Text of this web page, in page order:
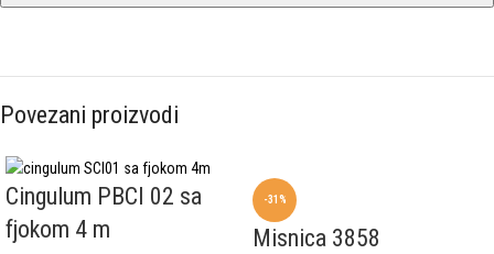
Povezani proizvodi
Cingulum PBCI 02 sa
fjokom 4 m
-31%
Misnica 3858